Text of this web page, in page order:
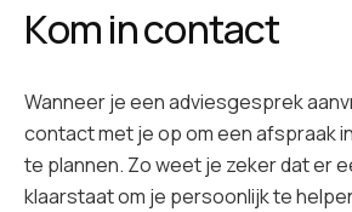
Komincontact
Wanneer je een adviesgesprek
contact met je op om een afspraak
te plannen. Zo weet je zeker dat er
klaarstaat om je persoonlijk te